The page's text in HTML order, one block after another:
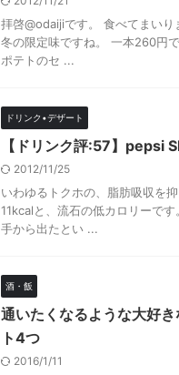
拝啓@odaijiです。 食べてまい
冬の限定味ですね。 一本260円
ポテトのセ ...
ドリンク•デザート
【ドリンク評:57】pepsi
2012/11/25
いわゆるトクホの、脂肪吸収を
11kcalと、流石の低カロリーで
手から出たとい ...
酒・飯
通いたくなるような大好
ト4つ
2016/1/11